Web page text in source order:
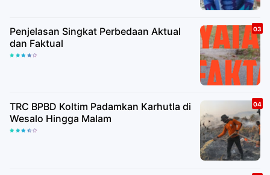
Penjelasan Singkat Perbedaan Aktual
dan Faktual
TRC BPBD Koltim Padamkan Karhutla di
Wesalo Hingga Malam